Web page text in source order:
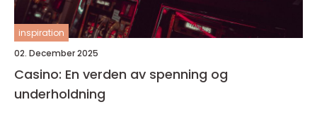
inspiration
02. December 2025
Casino: En verden av spenning og
underholdning